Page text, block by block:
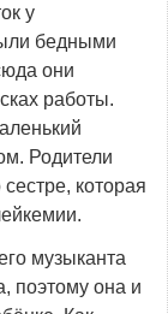
у
бедными
они
работы.
Родители
которая
музыканта
поэтому она и